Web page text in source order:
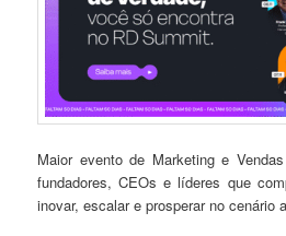
Maior evento de Marketing e
fundadores, CEOs e líderes que
inovar, escalar e prosperar no cenário